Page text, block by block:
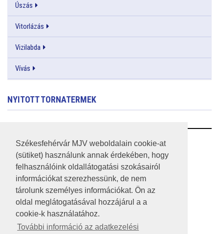
Székesfehérvár MJV weboldalain cookie-at
(sütiket) használunk annak érdekében, hogy
felhasználóink oldallátogatási szokásairól
információkat szerezhessünk, de nem
tárolunk személyes információkat. Ön az
oldal meglátogatásával hozzájárul a a
cookie-k használatához.
További információ az adatkezelési
Úszás
Vitorlázás
Vizilabda
Vívás
NYITOTT TORNATERMEK
RSS
A HONLAP 2017.03.31-I ÁLLAPOTA
JOGI NYILATKOZAT
IMPRESSZUM